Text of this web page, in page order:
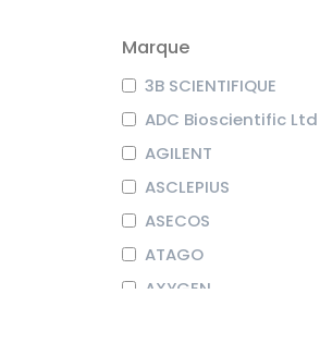
Marque
3B SCIENTIFIQUE
ADC Bioscientific Ltd
AGILENT
ASCLEPIUS
ASECOS
ATAGO
AXYGEN